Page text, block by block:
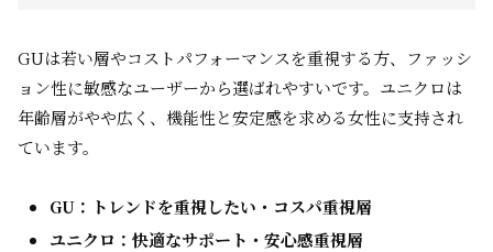
GUは若い層やコストパフォーマンスを重視する方、ファッシ
ョン性に敏感なユーザーから選ばれやすいです。ユニクロは
年齢層がやや広く、機能性と安定感を求める女性に支持され
ています。
GU：トレンドを重視したい・コスパ重視層
ユニクロ：快適なサポート・安心感重視層